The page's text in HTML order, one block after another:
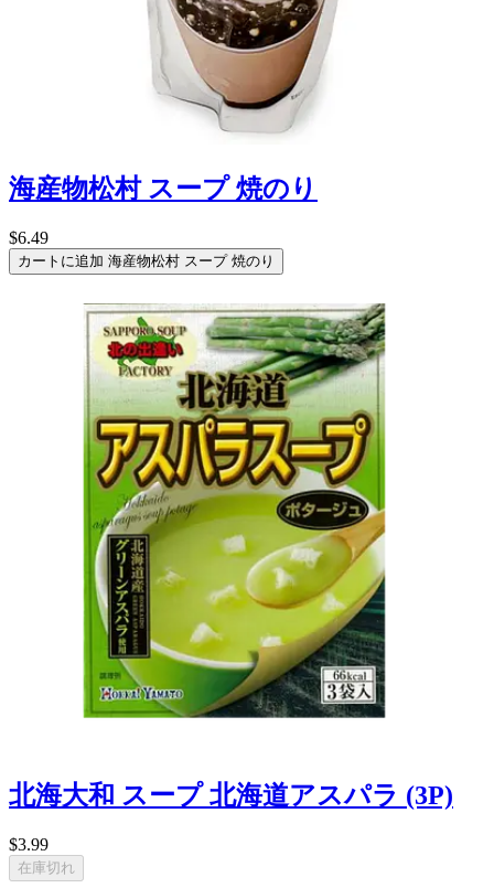
海産物松村 スープ 焼のり
$6.49
カートに追加 海産物松村 スープ 焼のり
北海大和 スープ 北海道アスパラ (3P)
$3.99
在庫切れ